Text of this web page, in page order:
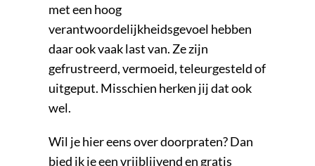
met een hoog
verantwoordelijkheidsgevoel hebben
daar ook vaak last van. Ze zijn
gefrustreerd, vermoeid, teleurgesteld of
uitgeput. Misschien herken jij dat ook
wel.
Wil je hier eens over doorpraten? Dan
bied ik je een vrijblijvend en gratis